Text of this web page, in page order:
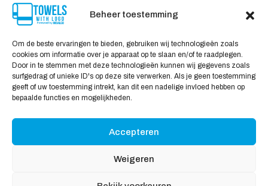
Beheer toestemming
Om de beste ervaringen te bieden, gebruiken wij technologieën zoals
cookies om informatie over je apparaat op te slaan en/of te raadplegen.
Door in te stemmen met deze technologieën kunnen wij gegevens zoals
surfgedrag of unieke ID's op deze site verwerken. Als je geen toestemming
geeft of uw toestemming intrekt, kan dit een nadelige invloed hebben op
bepaalde functies en mogelijkheden.
Accepteren
Weigeren
Kontakt
Datenschutzbestimmungen
Sicheres Einkaufen
Mein Konto
Wir akzeptieren